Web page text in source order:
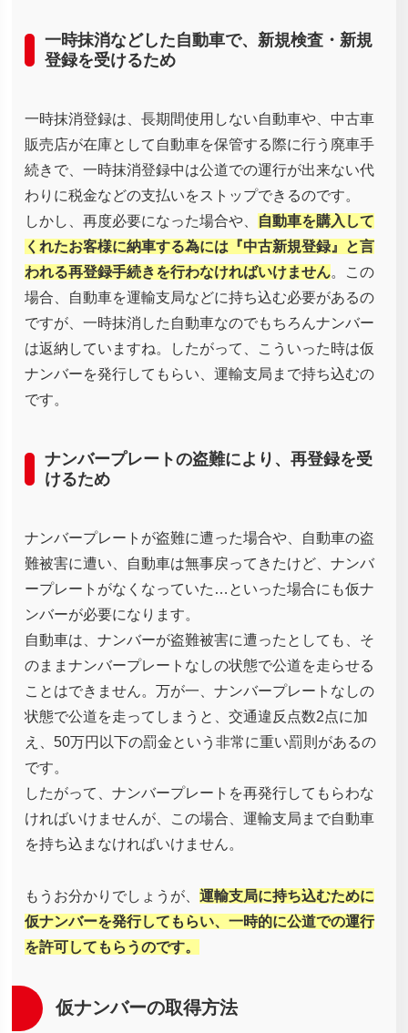
一時抹消などした自動車で、新規検査・新規
登録を受けるため
一時抹消登録は、長期間使用しない自動車や、中古車
販売店が在庫として自動車を保管する際に行う廃車手
続きで、一時抹消登録中は公道での運行が出来ない代
わりに税金などの支払いをストップできるのです。
しかし、再度必要になった場合や、
自動車を購入して
くれたお客様に納車する為には『中古新規登録』と言
われる再登録手続きを行わなければいけません。この
場合、自動車を運輸支局などに持ち込む必要があるの
ですが、一時抹消した自動車なのでもちろんナンバー
は返納していますね。したがって、こういった時は仮
ナンバーを発行してもらい、運輸支局まで持ち込むの
です。
ナンバープレートの盗難により、再登録を受
けるため
ナンバープレートが盗難に遭った場合や、自動車の盗
難被害に遭い、自動車は無事戻ってきたけど、ナンバ
ープレートがなくなっていた…といった場合にも仮ナ
ンバーが必要になります。
自動車は、ナンバーが盗難被害に遭ったとしても、そ
のままナンバープレートなしの状態で公道を走らせる
ことはできません。万が一、ナンバープレートなしの
状態で公道を走ってしまうと、交通違反点数2点に加
え、50万円以下の罰金という非常に重い罰則があるの
です。
したがって、ナンバープレートを再発行してもらわな
ければいけませんが、この場合、運輸支局まで自動車
を持ち込まなければいけません。
もうお分かりでしょうが、 運輸支局に持ち込むために
仮ナンバーを発行してもらい、一時的に公道での運行
を許可してもらうのです。
仮ナンバーの取得方法